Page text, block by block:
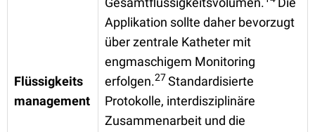
Flüssigkeits
management
Applikation sollte daher bevorzugt
über zentrale Katheter mit
engmaschigem Monitoring
erfolgen.27Standardisierte
Protokolle, interdisziplinäre
Zusammenarbeit und die